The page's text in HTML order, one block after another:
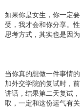
如果你是女生，你一定
受，我才会和你分享。
思考方式，其实也是因
当你真的想做一件事情
加外交学院的复试时，
讲话，结果第二天复试
取，一定和这份运气有关